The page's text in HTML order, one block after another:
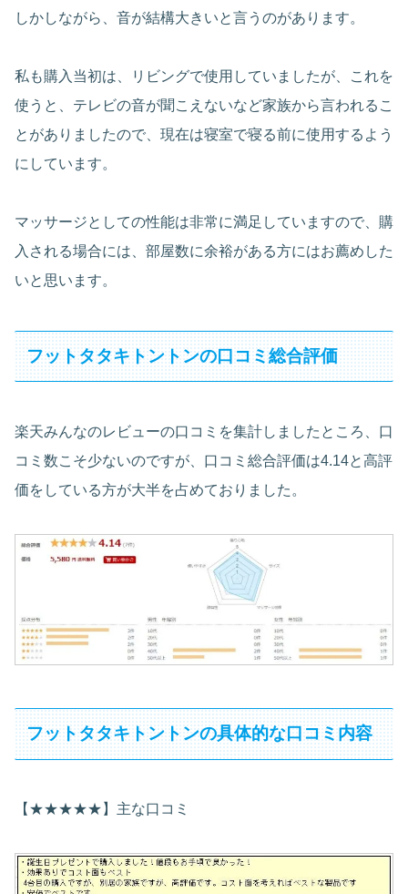
しかしながら、音が結構大きいと言うのがあります。
私も購入当初は、リビングで使用していましたが、これを
使うと、テレビの音が聞こえないなど家族から言われるこ
とがありましたので、現在は寝室で寝る前に使用するよう
にしています。
マッサージとしての性能は非常に満足していますので、購
入される場合には、部屋数に余裕がある方にはお薦めした
いと思います。
フットタタキトントンの口コミ総合評価
楽天みんなのレビューの口コミを集計しましたところ、口
コミ数こそ少ないのですが、口コミ総合評価は4.14と高評
価をしている方が大半を占めておりました。
フットタタキトントンの具体的な口コミ内容
【★★★★★】主な口コミ